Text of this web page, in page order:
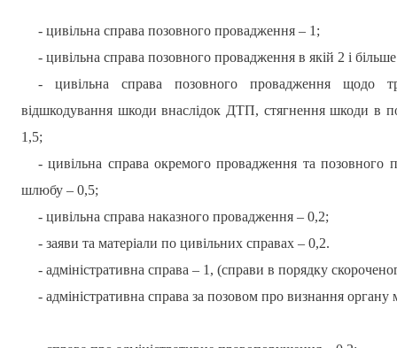
- цивільна справа позовного провадження – 1;
- цивільна справа позовного провадження в якій 2 і більше
- цивільна справа позовного провадження щодо
відшкодування шкоди внаслідок ДТП, стягнення шкоди в
1,5;
- цивільна справа окремого провадження та позовного
шлюбу – 0,5;
- цивільна справа наказного провадження – 0,2;
- заяви та матеріали по цивільних справах – 0,2.
- адміністративна справа – 1, (справи в порядку
- адміністративна справа за позовом про визнання